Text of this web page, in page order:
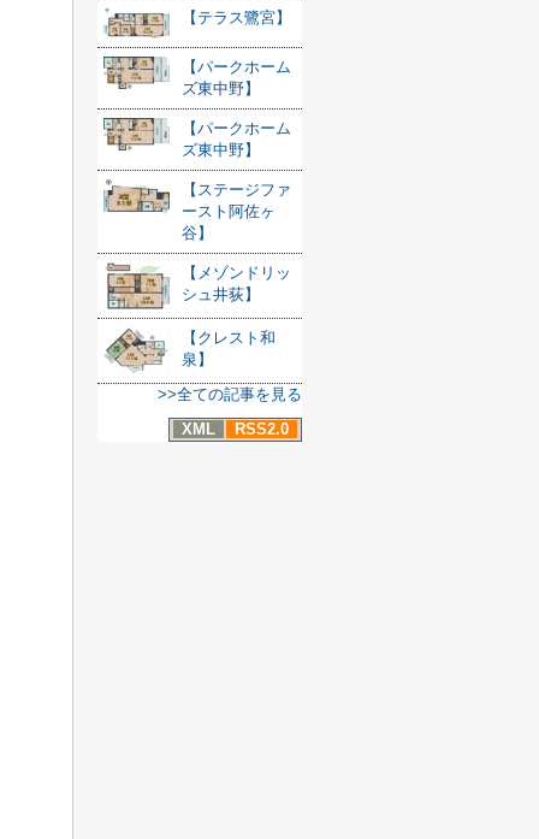
【テラス鷺宮】
【パークホーム
ズ東中野】
【パークホーム
ズ東中野】
【ステージファ
ースト阿佐ヶ
谷】
【メゾンドリッ
シュ井荻】
【クレスト和
泉】
>>全ての記事を見る
XML
RSS2.0